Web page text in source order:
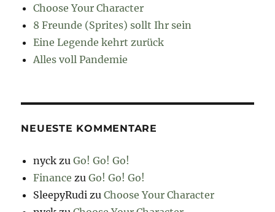
Choose Your Character
8 Freunde (Sprites) sollt Ihr sein
Eine Legende kehrt zurück
Alles voll Pandemie
NEUESTE KOMMENTARE
nyck zuGo! Go! Go!
Finance zuGo! Go! Go!
SleepyRudi zuChoose Your Character